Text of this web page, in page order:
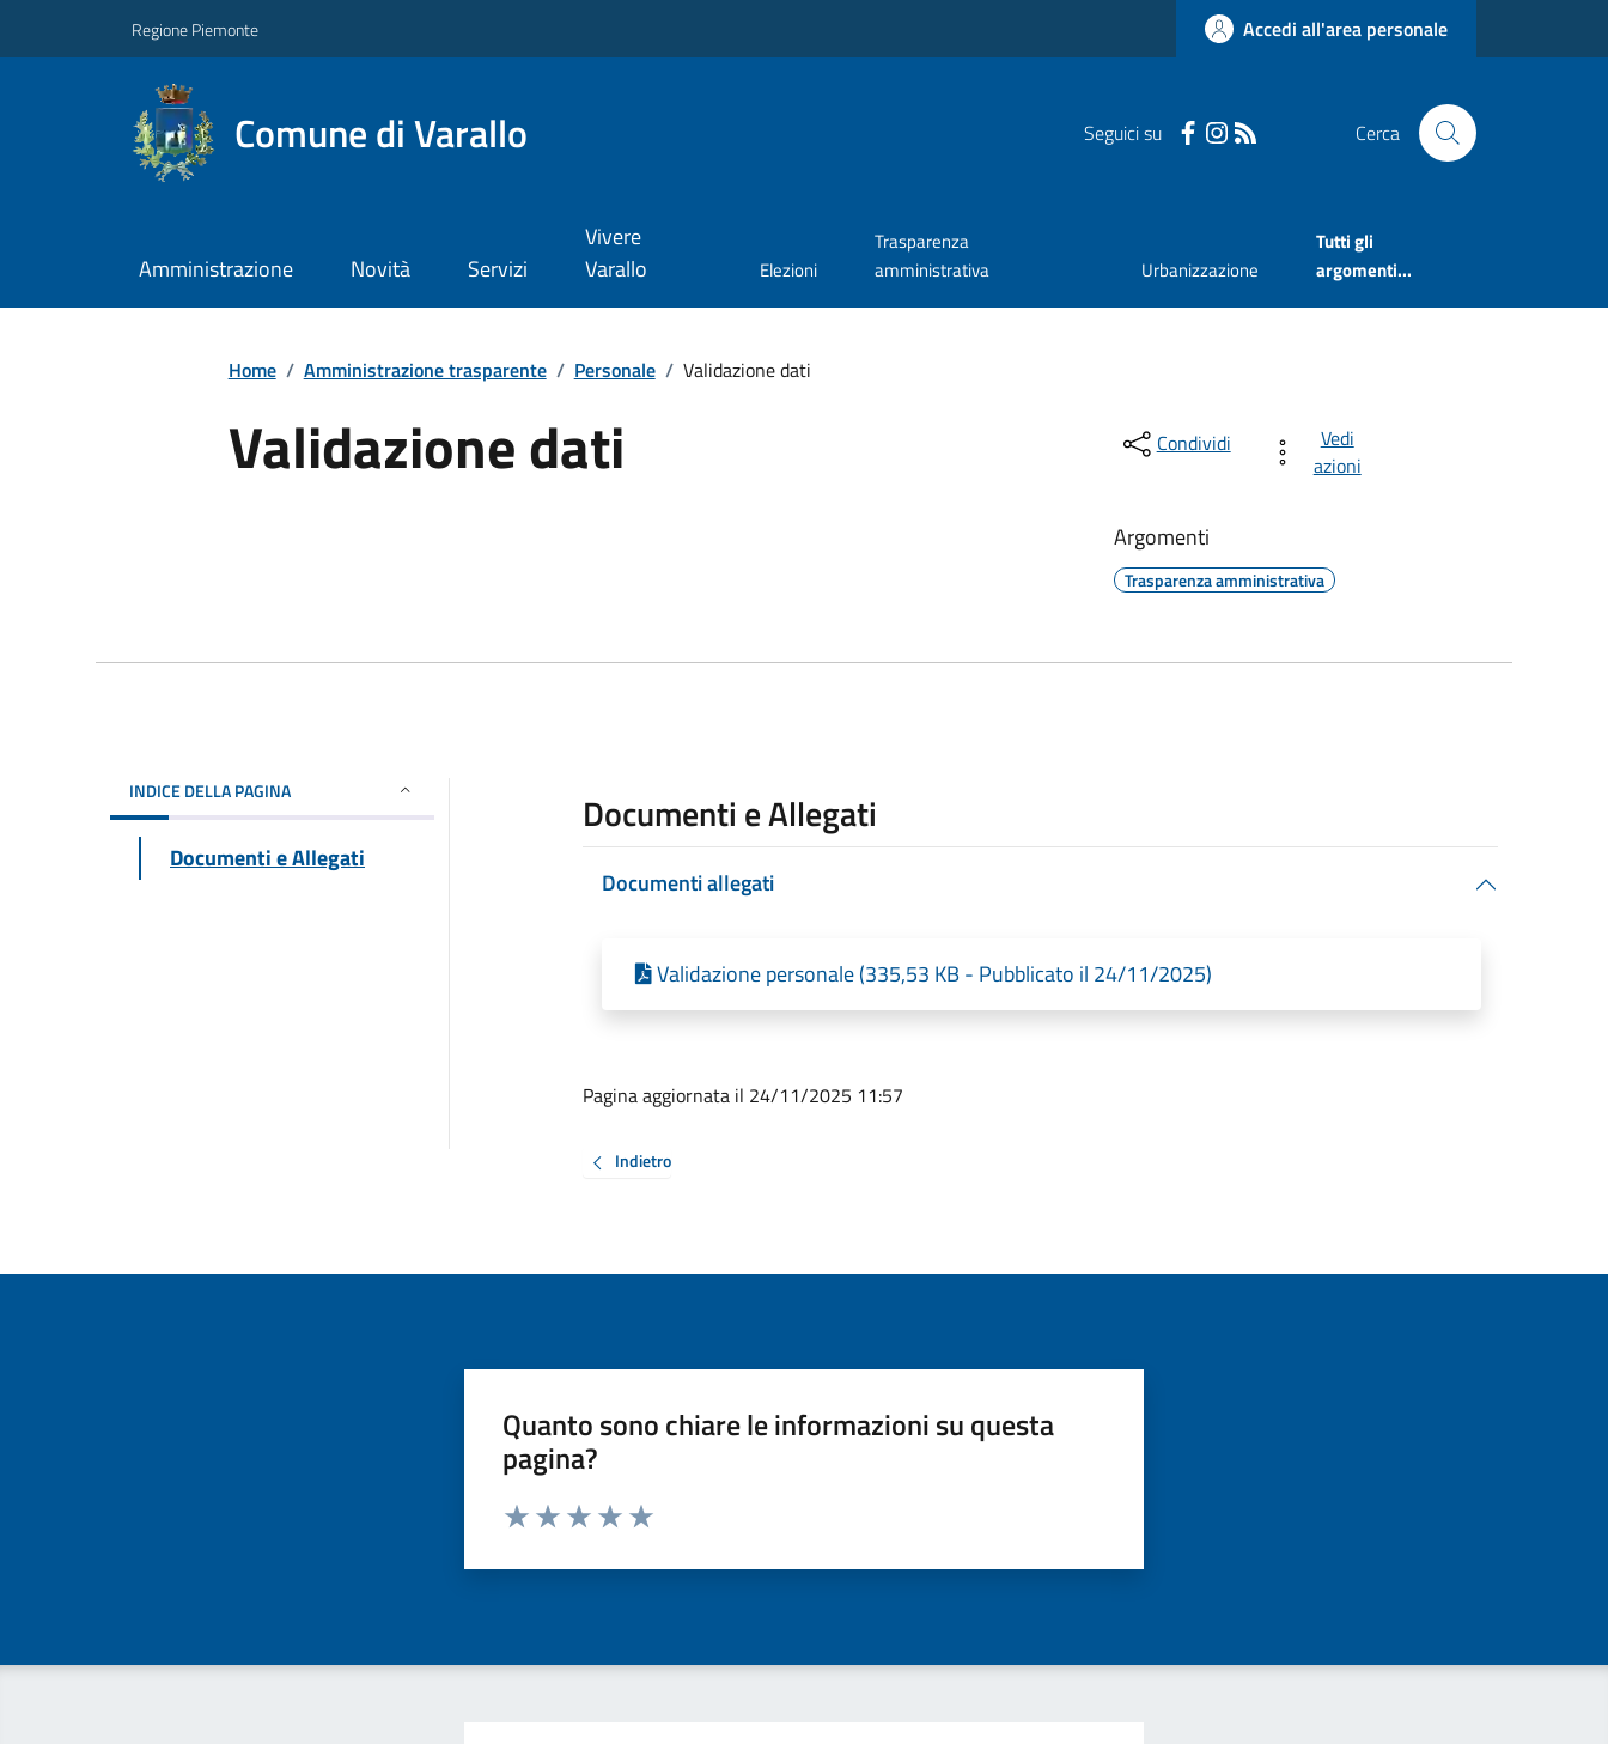
Regione Piemonte Accedi all'area personale
Comune di Varallo Seguici su Cerca
Amministrazione Novità Servizi
Vivere
Varallo
Elezioni
Trasparenza
amministrativa
Urbanizzazione
Tutti gli
argomenti...
Home / Amministrazione trasparente / Personale / Validazione dati
Validazione dati Condividi
Vedi
azioni
Argomenti
Trasparenza amministrativa
INDICE DELLA PAGINA
Documenti e Allegati
Documenti e Allegati
Documenti allegati
Validazione personale (335,53 KB - Pubblicato il 24/11/2025)
Pagina aggiornata il 24/11/2025 11:57
Indietro
Quanto sono chiare le informazioni su questa
pagina?
Valuta da 1 a 5 stelle la pagina